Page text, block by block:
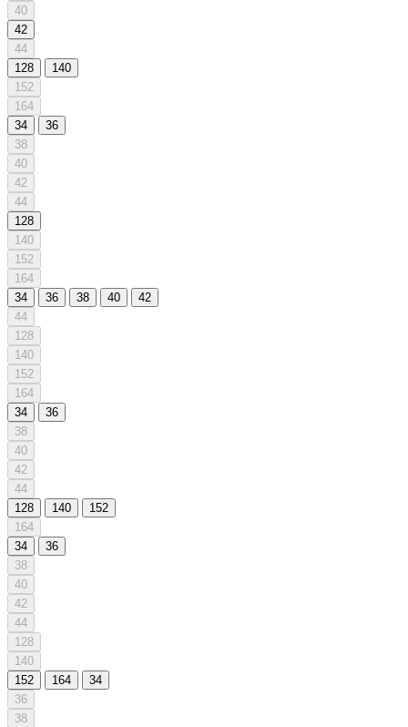
40
42
44
128
140
152
164
34
36
38
40
42
44
128
140
152
164
34
36 38 40
42
44
128
140
152
164
34
36
38
40
42
44
128
140
152
164
34
36
38
40
42
44
128
140
152
164
34
36
38